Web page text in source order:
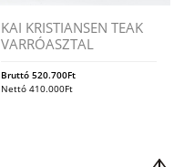
KAI KRISTIANSEN TEAK
VARRÓASZTAL
Bruttó520.700Ft
Nettó410.000Ft